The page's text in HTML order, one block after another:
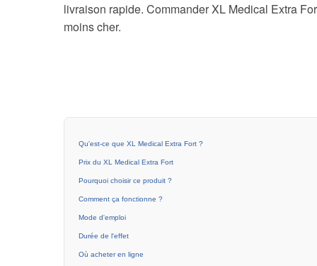
livraison rapide. Commander XL Medical Extra
moins cher.
Qu'est-ce que XL Medical Extra Fort ?
Prix du XL Medical Extra Fort
Pourquoi choisir ce produit ?
Comment ça fonctionne ?
Mode d'emploi
Durée de l'effet
Où acheter en ligne